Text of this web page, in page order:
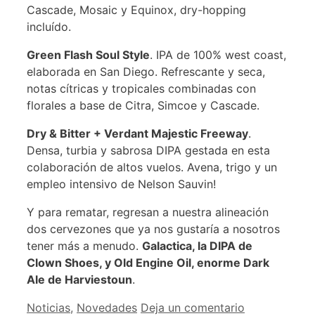
Cascade, Mosaic y Equinox, dry-hopping
incluído.
Green Flash Soul Style. IPA de 100% west coast,
elaborada en San Diego. Refrescante y seca,
notas cítricas y tropicales combinadas con
florales a base de Citra, Simcoe y Cascade.
Dry & Bitter + Verdant Majestic Freeway.
Densa, turbia y sabrosa DIPA gestada en esta
colaboración de altos vuelos. Avena, trigo y un
empleo intensivo de Nelson Sauvin!
Y para rematar, regresan a nuestra alineación
dos cervezones que ya nos gustaría a nosotros
tener más a menudo. Galactica, la DIPA de
Clown Shoes, y Old Engine Oil, enorme Dark
Ale de Harviestoun.
Categorías
Noticias, Novedades Deja un comentario